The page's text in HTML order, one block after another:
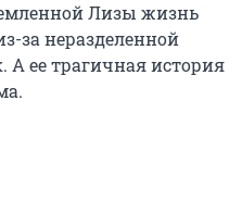
Лизы жизнь
за неразделенной
А ее трагичная история